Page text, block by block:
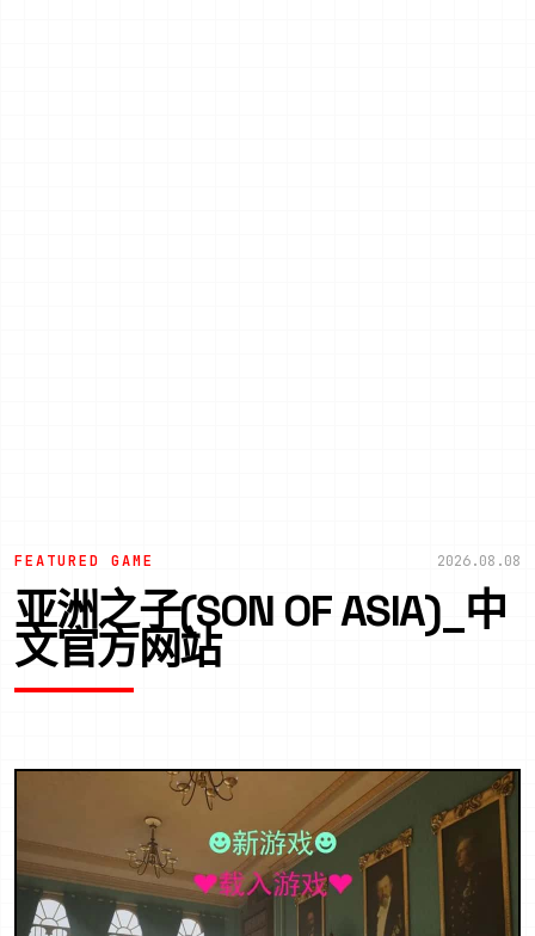
FEATURED GAME 2026.08.08
亚洲之子(SON OF ASIA)_中
文官方网站